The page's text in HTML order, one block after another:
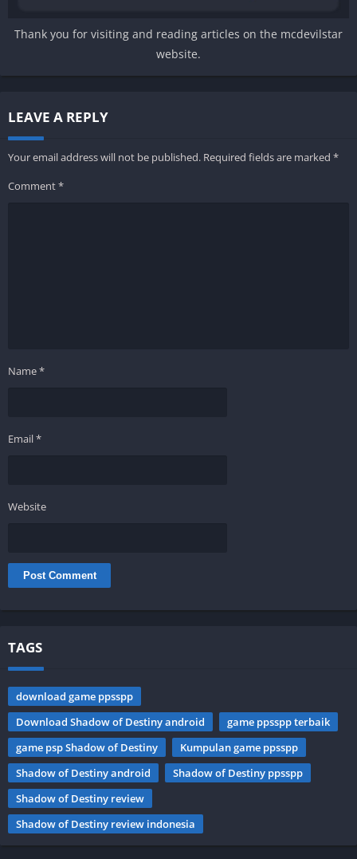
Thank you for visiting and reading articles on the mcdevilstar
website.
LEAVE A REPLY
Your email address will not be published. Required fields are marked *
Comment*
Name*
Email*
Website
TAGS
download game ppsspp
Download Shadow of Destiny android
game ppsspp terbaik
game psp Shadow of Destiny
Kumpulan game ppsspp
Shadow of Destiny android
Shadow of Destiny ppsspp
Shadow of Destiny review
Shadow of Destiny review indonesia